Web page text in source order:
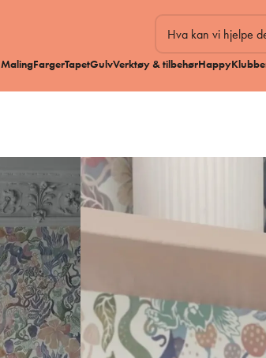
MalingFargerTapetGulvVerktøy & tilbehør